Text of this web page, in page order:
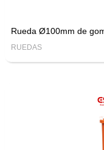
Rueda Ø100mm de
RUEDAS